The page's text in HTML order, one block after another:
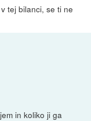
tej bilanci, se ti ne
in koliko ji ga